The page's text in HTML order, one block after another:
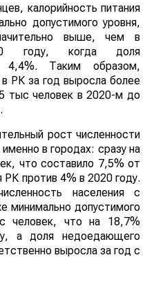
калорийность питания
допустимого уровня,
выше, чем в
году, когда доля
4,4%. Таким образом,
РК за год выросла более
тыс человек в 2020-м до
рост численности
в городах: сразу на
что составило 7,5% от
РК против 4% в 2020 году.
населения с
минимально допустимого
человек, что на 18,7%
а доля недоедающего
выросла за год с